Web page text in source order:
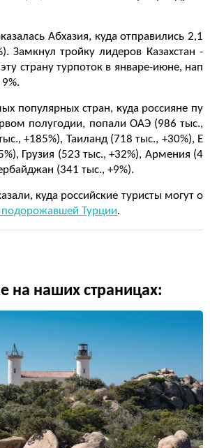
Абхазия, куда отправились 2,1
Замкнул тройку лидеров Казахстан -
страну турпоток в январе-июне, нап
популярных стран, куда россияне пу
полугодии, попали ОАЭ (986 тыс.,
+185%), Таиланд (718 тыс., +30%), Е
Грузия (523 тыс., +32%), Армения (4
(341 тыс., +9%).
куда российские туристы могут о
подорожавшей Турции.
на наших страницах: